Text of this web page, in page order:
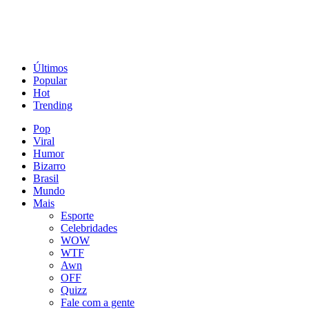
Últimos
Popular
Hot
Trending
Pop
Viral
Humor
Bizarro
Brasil
Mundo
Mais
Esporte
Celebridades
WOW
WTF
Awn
OFF
Quizz
Fale com a gente